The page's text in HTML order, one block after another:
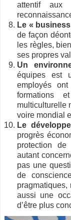
attentif aux
Le «
de façon
les règles,
ses propres
Un
équipes est
employés
formations
multiculturelle
voire mondial
Le
progrès
protection de
autant
pas une
de
aussi une
d’être plus